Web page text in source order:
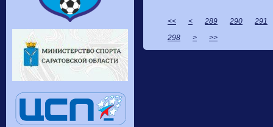
<< < 289 290
291
298
> >>